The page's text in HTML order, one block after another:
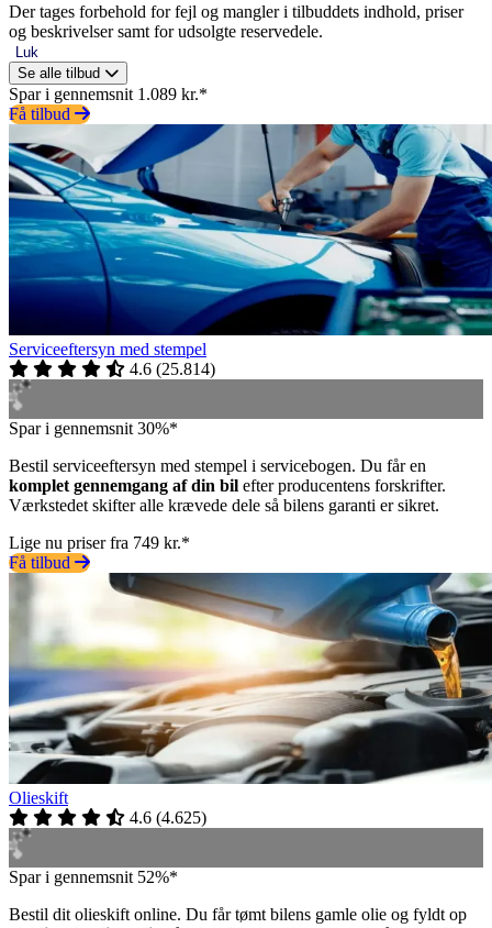
Der tages forbehold for fejl og mangler i tilbuddets indhold, priser
og beskrivelser samt for udsolgte reservedele.
Luk
Se alle tilbud
Spar i gennemsnit 1.089 kr.*
Få tilbud
Serviceeftersyn med stempel
4.6 (25.814)
Spar i gennemsnit 30%*
Bestil serviceeftersyn med stempel i servicebogen. Du får en
komplet gennemgang af din bil efter producentens forskrifter.
Værkstedet skifter alle krævede dele så bilens garanti er sikret.
Lige nu priser fra 749 kr.*
Få tilbud
Olieskift
4.6 (4.625)
Spar i gennemsnit 52%*
Bestil dit olieskift online. Du får tømt bilens gamle olie og fyldt op